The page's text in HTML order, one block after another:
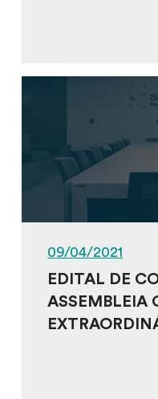
09/04/2021
EDITAL DE
ASSEMBLEIA